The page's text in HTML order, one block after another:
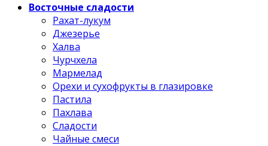
Восточные сладости
Рахат-лукум
Джезерье
Халва
Чурчхела
Мармелад
Орехи и сухофрукты в глазировке
Пастила
Пахлава
Сладости
Чайные смеси